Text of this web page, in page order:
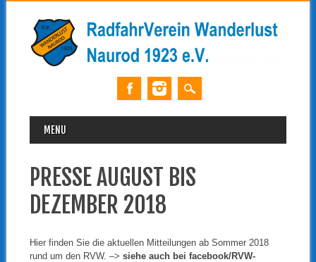
MAIN MENU
MENU
PRESSE AUGUST BIS
DEZEMBER 2018
Hier finden Sie die aktuellen Mitteilungen ab Sommer 2018
rund um den RVW. –> siehe auch bei facebook/RVW-